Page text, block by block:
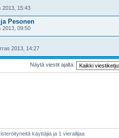
2013, 15:43
Pesonen
2013, 09:50
2013, 14:27
Näytä viestit ajalta:
käyttäjiä ja 1 vierailijaa